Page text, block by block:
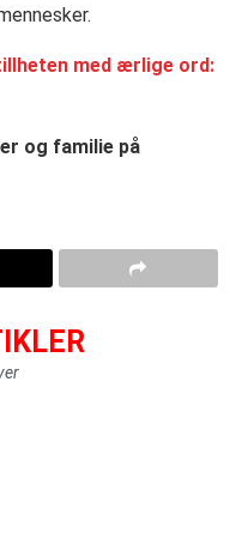
med ærlige ord:
og familie på